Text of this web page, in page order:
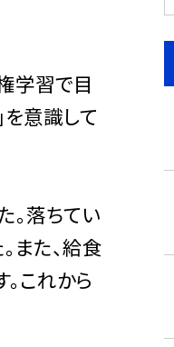
学習で目
を意識して
。落ちてい
また、給食
これから